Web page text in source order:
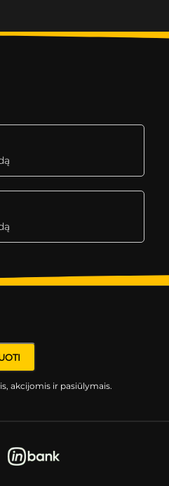
akcijomis ir pasiūlymais.